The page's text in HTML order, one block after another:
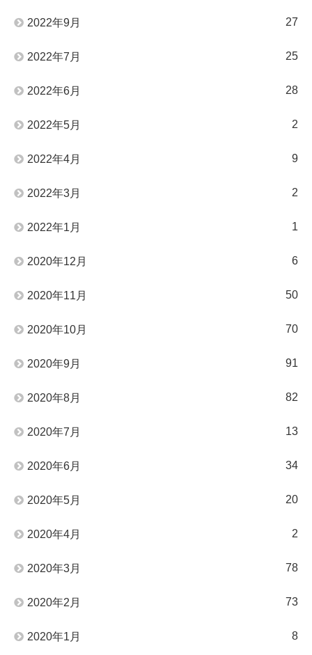
2022年9月 27
2022年7月 25
2022年6月 28
2022年5月 2
2022年4月 9
2022年3月 2
2022年1月 1
2020年12月 6
2020年11月 50
2020年10月 70
2020年9月 91
2020年8月 82
2020年7月 13
2020年6月 34
2020年5月 20
2020年4月 2
2020年3月 78
2020年2月 73
2020年1月 8